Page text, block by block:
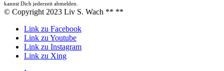
kannst Dich jederzeit abmelden.
© Copyright 2023 Liv S. Wach ** **
Link zu Facebook
Link zu Youtube
Link zu Instagram
Link zu Xing